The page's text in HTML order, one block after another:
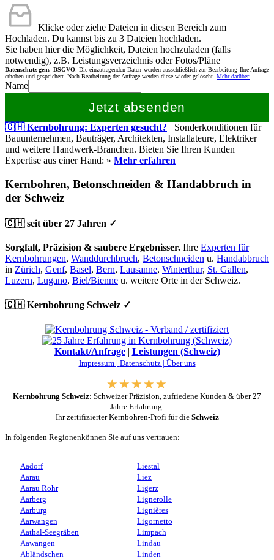
Klicke oder ziehe Dateien in diesen Bereich zum
Hochladen. Du kannst bis zu 3 Dateien hochladen.
Sie haben hier die Möglichkeit, Dateien hochzuladen (falls
notwendig), z.B. Leistungsverzeichnis oder Fotos/Pläne
Datenschutz gem. DSGVO: Die einzutragenden Daten werden ausschließlich zur Bearbeitung Ihre Anfrage
erhoben und gespeichert. Nach Bearbeitung der Anfrage werden diese wieder gelöscht. Mehr darüber.
Name
Jetzt absenden
🇨🇭 Kernbohrung: Experten gesucht? Sonderkonditionen für
Bauunternehmen, Bauträger, Architekten, Installateure, Elektriker
und weitere Handwerk-Branchen. Bieten Sie Ihren Kunden
Expertise aus einer Hand: » Mehr erfahren
Kernbohren, Betonschneiden & Handabbruch in
der Schweiz
🇨🇭 seit über 27 Jahren ✓
Sorgfalt, Präzision & saubere Ergebnisser. Ihre Experten für
Kernbohrungen, Wanddurchbruch, Betonschneiden u. Handabbruch
in Zürich, Genf, Basel, Bern, Lausanne, Winterthur, St. Gallen,
Luzern, Lugano, Biel/Bienne u. weitere Orte in der Schweiz.
🇨🇭 Kernbohrung Schweiz ✓
Kontakt/Anfrage| Leistungen (Schweiz)
Impressum | Datenschutz | Über uns
Kernbohrung Schweiz: Schweizer Präzision, zufriedene Kunden & über 27
Jahre Erfahrung.
Ihr zertifizierter Kernbohren-Profi für die Schweiz
In folgenden Regionenkönnen Sie auf uns vertrauen:
Aadorf
Aarau
Aarau Rohr
Aarberg
Aarburg
Aarwangen
Aathal-Seegräben
Aawangen
Abländschen
Liestal
Liez
Ligerz
Lignerolle
Lignières
Ligornetto
Limpach
Lindau
Linden